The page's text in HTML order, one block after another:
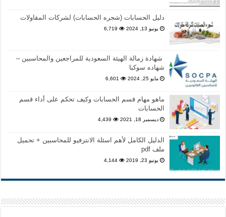
دليل الحسابات (شجره الحسابات) لشركات المقاولات
يونيو 13, 2024 6,719
شهادة زمالة الهيئة السعودية للمراجعين والمحاسبين –
شهاده سوكبا
مايو 25, 2024 6,601
ماهو مهام قسم الحسابات وكيف تحكم على أداء قسم
الحسابات
ديسمبر 18, 2021 4,439
الدليل الكامل لأهم اسئلة الانترفيو للمحاسبين + تحميل
ملف pdf
يونيو 23, 2019 4,144